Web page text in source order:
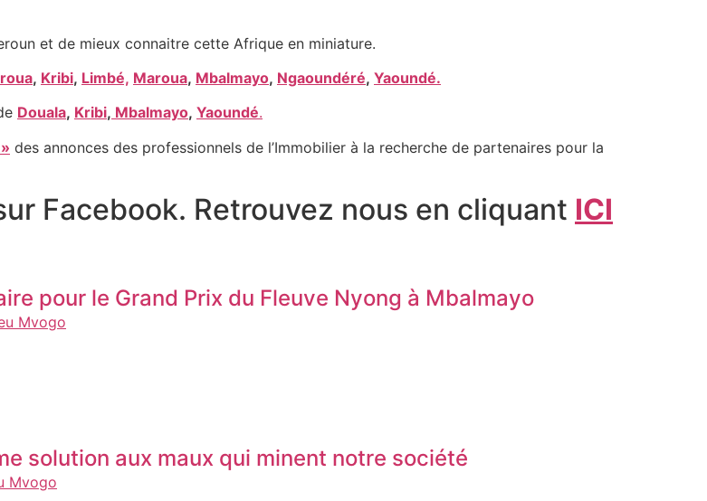
et de mieux connaitre cette Afrique en miniature.
, Kribi, Limbé, Maroua, Mbalmayo, Ngaoundéré, Yaoundé.
Douala, Kribi, Mbalmayo, Yaoundé.
des annonces des professionnels de l’Immobilier à la recherche de partenaires pour la
Facebook. Retrouvez nous en cliquant ICI
pour le Grand Prix du Fleuve Nyong à Mbalmayo
Mvogo
solution aux maux qui minent notre société
Mvogo